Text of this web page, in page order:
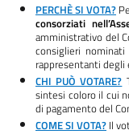
PERCHÈ SI VOTA?
consorziati
amministrativo del
consiglieri
rappresentanti
CHI PUÒ VOTARE?
sintesi coloro il cui
di pagamento del
COME SI VOTA? Il